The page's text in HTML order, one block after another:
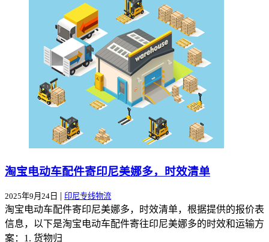
淘宝电动车配件寄印尼美娜多，时效清单
2025年9月24日 | 印尼专线物流
淘宝电动车配件寄印尼美娜多，时效清单，根据提供的报价表
信息，以下是淘宝电动车配件寄往印尼美娜多的时效和运输方
案：1. 货物归